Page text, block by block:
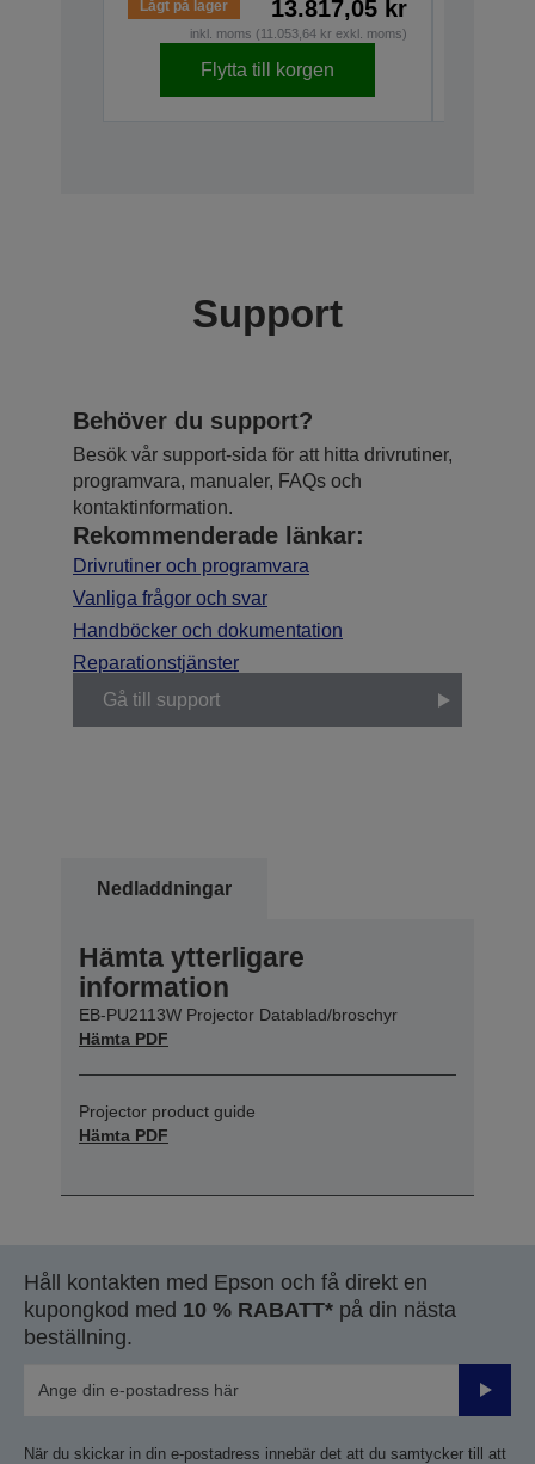
Lågt på lager 13.817,05 kr
inkl. moms (11.053,64 kr exkl. moms)
Flytta till korgen
Support
Behöver du support?
Besök vår support-sida för att hitta drivrutiner,
programvara, manualer, FAQs och
kontaktinformation.
Rekommenderade länkar:
Drivrutiner och programvara
Vanliga frågor och svar
Handböcker och dokumentation
Reparationstjänster
Gå till support
Nedladdningar
Hämta ytterligare
information
EB-PU2113W Projector Datablad/broschyr
Hämta PDF
Projector product guide
Hämta PDF
Håll kontakten med Epson och få direkt en
kupongkod med 10 % RABATT* på din nästa
beställning.
Skicka
När du skickar in din e-postadress innebär det att du samtycker till att